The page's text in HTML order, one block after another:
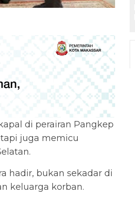
di perairan Pangkep
juga memicu
hadir, bukan sekadar di
keluarga korban.